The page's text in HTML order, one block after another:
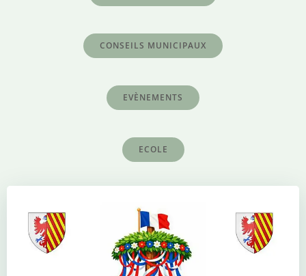
CONSEILS MUNICIPAUX
EVÈNEMENTS
ECOLE